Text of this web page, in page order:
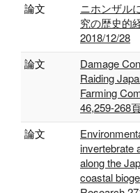
論文
ニホンザル
究の歴史的
2018/12/28
論文
Damage
Raiding
Farming
46,259-268
論文
invertebrate
along the
coastal